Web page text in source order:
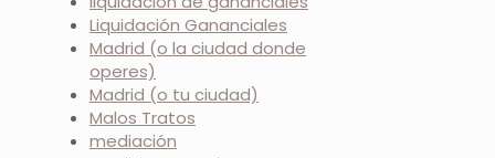
Liquidación Gananciales
Madrid (o la ciudad donde
operes)
Madrid (o tu ciudad)
Malos Tratos
mediación